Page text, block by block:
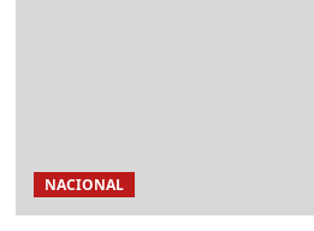
NACIONAL